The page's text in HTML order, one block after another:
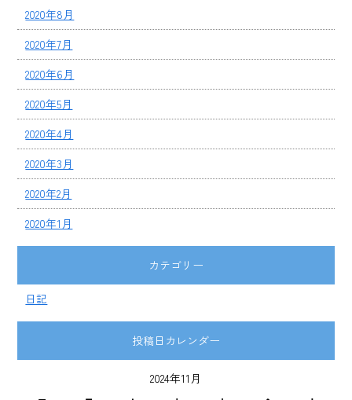
2020年8月
2020年7月
2020年6月
2020年5月
2020年4月
2020年3月
2020年2月
2020年1月
カテゴリー
日記
投稿日カレンダー
2024年11月